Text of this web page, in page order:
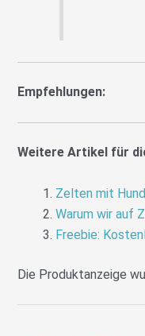
Empfehlungen:
Weitere Artikel für
Zelten mit
Warum wir auf
Freebie:
Die Produktanzeige